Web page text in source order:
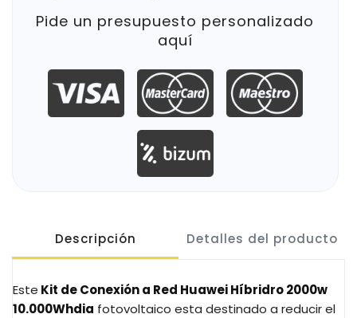
Pide un presupuesto personalizado
aquí
Descripción Detalles del producto
Este Kit de Conexión a Red Huawei Híbridro 2000w
10.000Whdia fotovoltaico esta destinado a reducir el